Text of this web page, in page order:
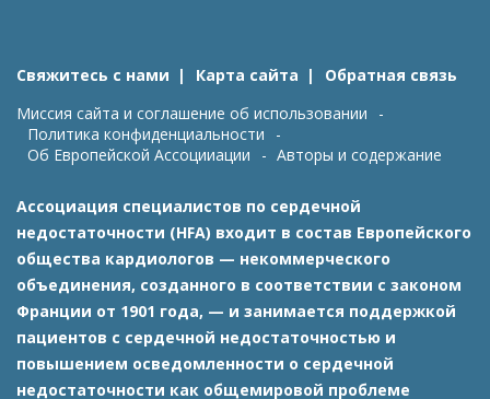
Свяжитесь с нами Карта сайта
Обратная связь
Миссия сайта и соглашение об использовании
Политика конфиденциальности
Об Европейской Ассоцииации
Авторы и содержание
Ассоциация специалистов по сердечной
недостаточности (HFA) входит в состав Европейского
общества кардиологов — некоммерческого
объединения, созданного в соответствии с законом
Франции от 1901 года, — и занимается поддержкой
пациентов с сердечной недостаточностью и
повышением осведомленности о сердечной
недостаточности как общемировой проблеме